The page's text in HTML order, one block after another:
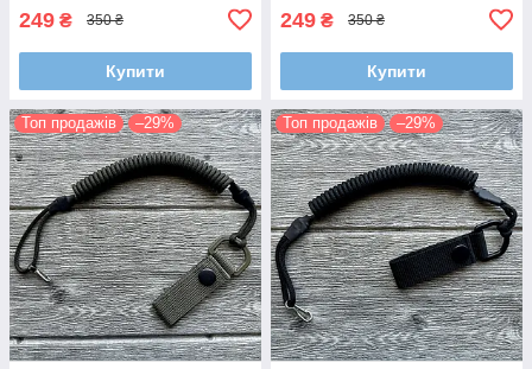
249 ₴ 350 ₴
Купити
249 ₴ 350 ₴
Купити
Топ продажів –29% Топ продажів –29%